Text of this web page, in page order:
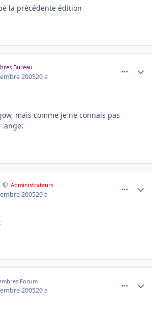
la précédente édition
Bureau
200520 a
mais comme je ne connais pas
Administrateurs
200520 a
Forum
200520 a